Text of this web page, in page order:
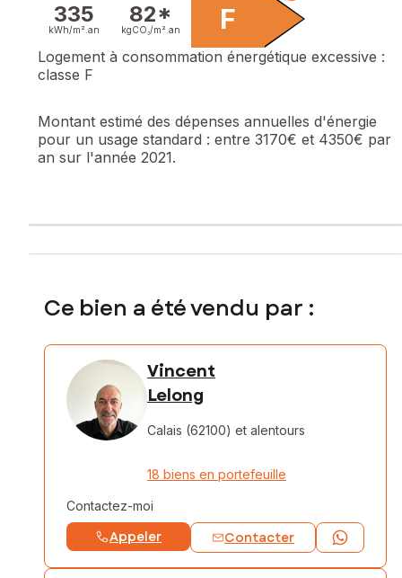
335
kWh/m². an
82*
kgCO₂/m². an F
Logement à consommation énergétique excessive :
classe F
Montant estimé des dépenses annuelles d'énergie
pour un usage standard : entre 3170€ et 4350€ par
an sur l'année 2021.
Ce bien a été vendu par :
Vincent
Lelong
Calais (62100) et alentours
18 biens en portefeuille
Contactez-moi
Appeler Contacter